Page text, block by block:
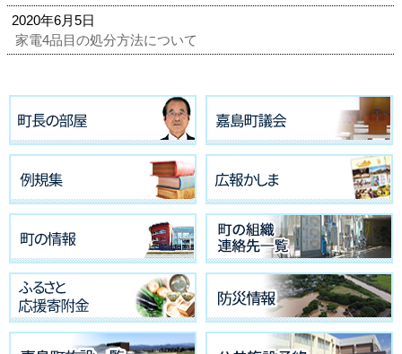
2020年6月5日
家電4品目の処分方法について